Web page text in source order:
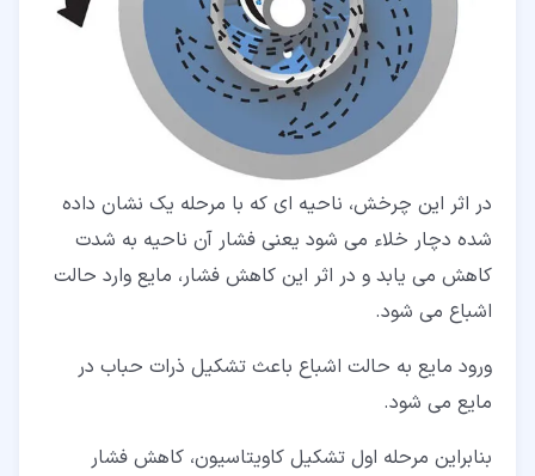
در اثر این چرخش، ناحیه ای که با مرحله یک نشان داده
شده دچار خلاء می شود یعنی فشار آن ناحیه به شدت
کاهش می یابد و در اثر این کاهش فشار، مایع وارد حالت
اشباع می شود.
ورود مایع به حالت اشباع باعث تشکیل ذرات حباب در
مایع می شود.
بنابراین مرحله اول تشکیل کاویتاسیون، کاهش فشار